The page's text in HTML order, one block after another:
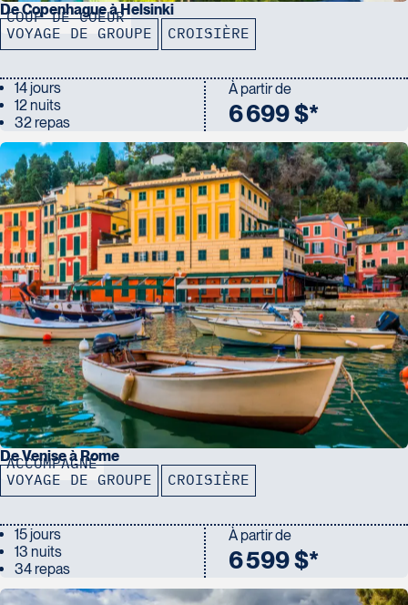
COUP DE COEUR
De Copenhague à Helsinki
VOYAGE DE GROUPE CROISIÈRE
14 jours
12 nuits
32 repas
À partir de
6 699 $*
ACCOMPAGNÉ
De Venise à Rome
VOYAGE DE GROUPE CROISIÈRE
15 jours
13 nuits
34 repas
À partir de
6 599 $*